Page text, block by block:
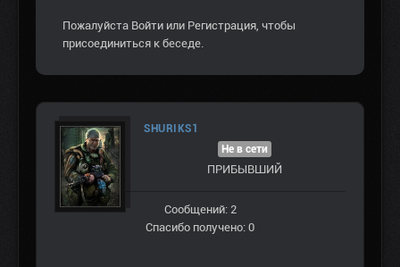
Пожалуйста Войти или Регистрация, чтобы
присоединиться к беседе.
SHURIKS1
Не в сети
ПРИБЫВШИЙ
Сообщений: 2
Спасибо получено: 0